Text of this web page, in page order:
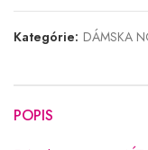
Kategórie: DÁMSKA
POPIS